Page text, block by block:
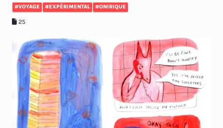
#VOYAGE #EXPÉRIMENTAL #ONIRIQUE
25